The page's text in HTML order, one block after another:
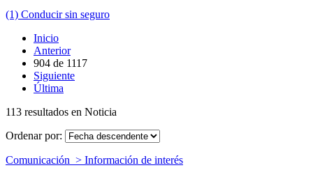
(1) Conducir sin seguro
Inicio
Anterior
904 de 1117
Siguiente
Última
113 resultados en Noticia
Ordenar por:
Comunicación > Información de interés